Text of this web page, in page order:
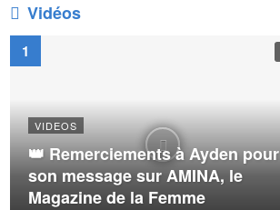
Vidéos
VIDEOS
👑 Remerciements à Ayden pour
son message sur AMINA, le
Magazine de la Femme